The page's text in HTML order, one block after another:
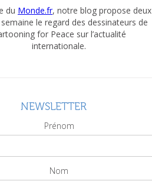
du Monde.fr, notre blog propose deux
le regard des dessinateurs de
for Peace sur l’actualité
internationale.
NEWSLETTER
Prénom
Nom